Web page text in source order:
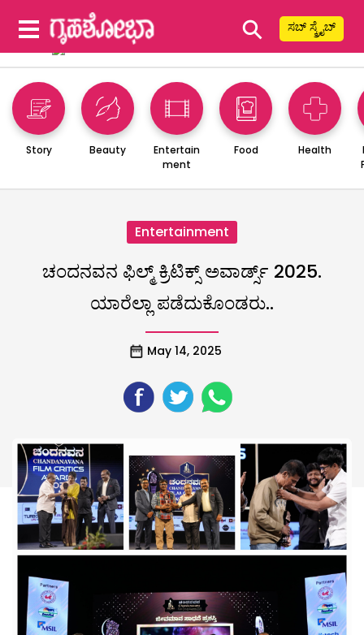
⚲ ಸಬ್ ಸ್ಕ್ರೈಬ್
Story Beauty
Entertain
ment
Food Health
Entertainment
ಚಂದನವನ ಫಿಲ್ಮ್ ಕ್ರಿಟಿಕ್ಸ್ ಅವಾರ್ಡ್ಸ್ 2025.
ಯಾರೆಲ್ಲಾ ಪಡೆದುಕೊಂಡರು..
May 14, 2025